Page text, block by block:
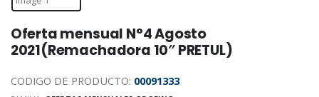
Oferta mensual N°4 Agosto
2021(Remachadora 10″ PRETUL)
CODIGO DE PRODUCTO: 00091333